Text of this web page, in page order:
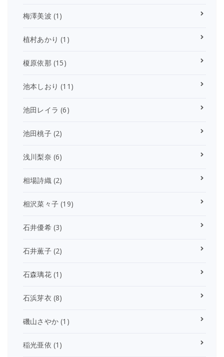
梅澤美波 (1)
植村あかり (1)
榎原依那 (15)
池本しおり (11)
池田レイラ (6)
池田桃子(2)
浅川梨奈 (6)
相場詩織 (2)
相沢菜々子 (19)
石井優希(3)
石井薫子(2)
石森璃花(1)
石浜芽衣 (8)
磯山さやか (1)
稲光亜依 (1)